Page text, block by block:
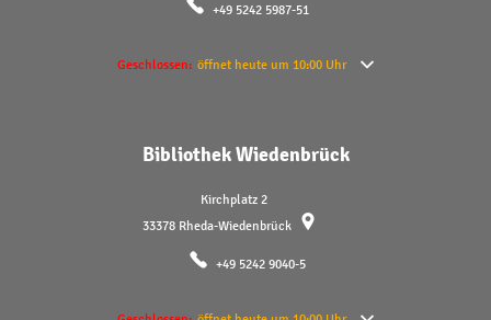
+49 5242 5987-51
Klicken, um weitere Öffnungs- oder Schließzeiten auszublenden
Geschlossen: öffnet heute um 10:00 Uhr
Bibliothek Wiedenbrück
Kirchplatz 2
33378 Rheda-Wiedenbrück
+49 5242 9040-5